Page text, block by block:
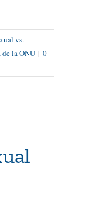
vs.
la ONU | 0